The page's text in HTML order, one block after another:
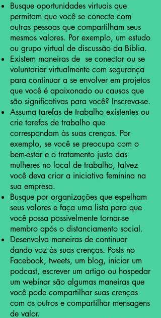
Busque oportunidades virtuais que
permitam que você se conecte com
outras pessoas que compartilham seus
mesmos valores. Por exemplo, um estudo
ou grupo virtual de discussão da Bíblia.
Existem maneiras de se conectar ou se
voluntariar virtualmente com segurança
para continuar a se envolver em projetos
que você é apaixonado ou causas que
são significativas para você? Inscreva-se.
Assuma tarefas de trabalho existentes ou
crie tarefas de trabalho que
correspondam às suas crenças. Por
exemplo, se você se preocupa com o
bem-estar e o tratamento justo das
mulheres no local de trabalho, talvez
você deva criar a iniciativa feminina na
sua empresa.
Busque por organizações que espelham
seus valores e faça uma lista para que
você possa possivelmente tornar-se
membro após o distanciamento social.
Desenvolva maneiras de continuar
dando voz às suas crenças. Posts no
Facebook, tweets, um blog, iniciar um
podcast, escrever um artigo ou hospedar
um webinar são algumas maneiras que
você pode compartilhar suas crenças
com os outros e compartilhar mensagens
de valor.